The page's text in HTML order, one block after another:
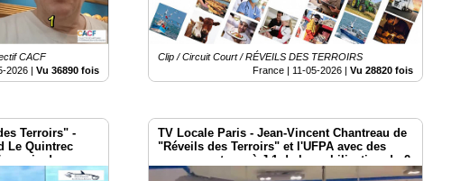
CACF
2026| Vu 36890 fois
Clip / Circuit Court / RÉVEILS DES TERROIRS
France | 11-05-2026 |Vu 28820 fois
Terroirs" -
Le Quintrec
des
TV Locale Paris - Jean-Vincent Chantreau de
"Réveils des Terroirs" et l'UFPA avec des
consommateurs à J-1 de la mobilisation du 2
mai Place Vauban - Paris